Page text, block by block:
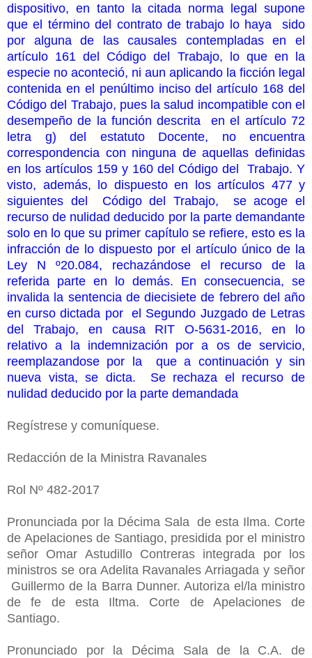
dispositivo, en tanto la citada norma legal supone
que el término del contrato de trabajo lo haya sido
por alguna de las causales contempladas en el
artículo 161 del Código del Trabajo, lo que en la
especie no aconteció, ni aun aplicando la ficción legal
contenida en el penúltimo inciso del artículo 168 del
Código del Trabajo, pues la salud incompatible con el
desempeño de la función descrita en el artículo 72
letra g) del estatuto Docente, no encuentra
correspondencia con ninguna de aquellas definidas
en los artículos 159 y 160 del Código del Trabajo. Y
visto, además, lo dispuesto en los artículos 477 y
siguientes del Código del Trabajo, se acoge el
recurso de nulidad deducido por la parte demandante
solo en lo que su primer capítulo se refiere, esto es la
infracción de lo dispuesto por el artículo único de la
Ley N º20.084, rechazándose el recurso de la
referida parte en lo demás. En consecuencia, se
invalida la sentencia de diecisiete de febrero del año
en curso dictada por el Segundo Juzgado de Letras
del Trabajo, en causa RIT O-5631-2016, en lo
relativo a la indemnización por a os de servicio,
reemplazandose por la que a continuación y sin
nueva vista, se dicta. Se rechaza el recurso de
nulidad deducido por la parte demandada
Regístrese y comuníquese.
Redacción de la Ministra Ravanales
Rol Nº 482-2017
Pronunciada por la Décima Sala de esta Ilma. Corte
de Apelaciones de Santiago, presidida por el ministro
señor Omar Astudillo Contreras integrada por los
ministros se ora Adelita Ravanales Arriagada y señor
Guillermo de la Barra Dunner. Autoriza el/la ministro
de fe de esta Iltma. Corte de Apelaciones de
Santiago.
Pronunciado por la Décima Sala de la C.A. de